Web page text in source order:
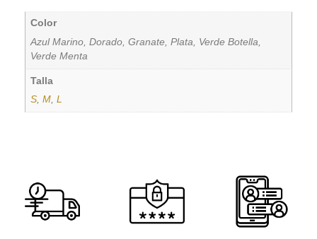
Color
Azul Marino, Dorado, Granate, Plata, Verde Botella,
Verde Menta
Talla
S, M, L